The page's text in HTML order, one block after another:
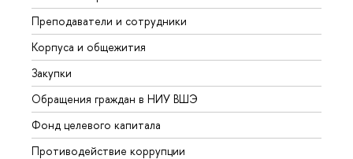
Преподаватели и сотрудники
Корпуса и общежития
Закупки
Обращения граждан в НИУ ВШЭ
Фонд целевого капитала
Противодействие коррупции